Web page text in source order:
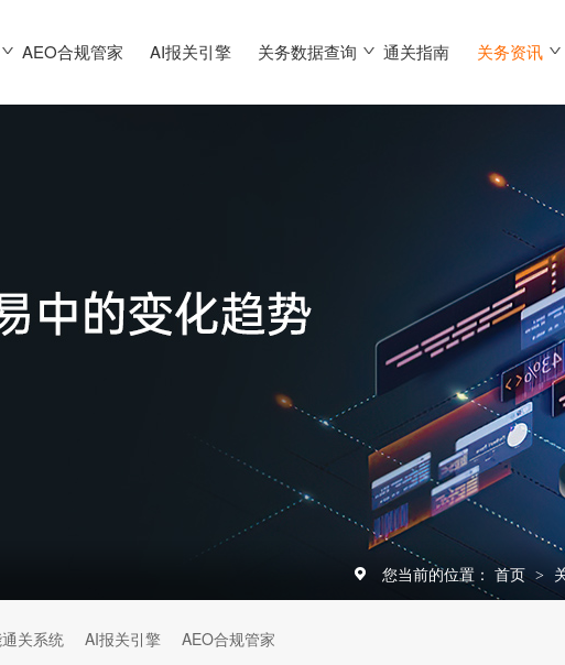
AEO合规管家 AI报关引擎 关务数据查询 通关指南 关务资讯
您当前的位置： 首页 >
关系统 AI报关引擎 AEO合规管家